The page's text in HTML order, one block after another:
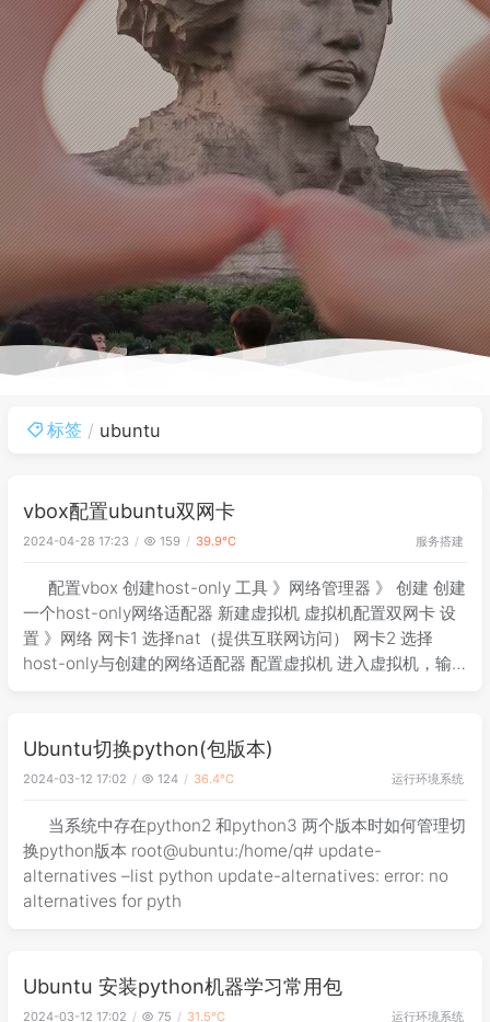
标签 ubuntu
vbox配置ubuntu双网卡
2024-04-28 17:23 159 39.9℃ 服务搭建
配置vbox 创建host-only 工具 》网络管理器 》 创建 创建
一个host-only网络适配器 新建虚拟机 虚拟机配置双网卡 设
置 》网络 网卡1 选择nat（提供互联网访问） 网卡2 选择
host-only与创建的网络适配器 配置虚拟机 进入虚拟机，输
Ubuntu切换python(包版本)
2024-03-12 17:02 124 36.4℃ 运行环境系统
当系统中存在python2 和python3 两个版本时如何管理切
换python版本 root@ubuntu:/home/q# update-
alternatives –list python update-alternatives: error: no
alternatives for pyth
Ubuntu 安装python机器学习常用包
2024-03-12 17:02 75 31.5℃ 运行环境系统